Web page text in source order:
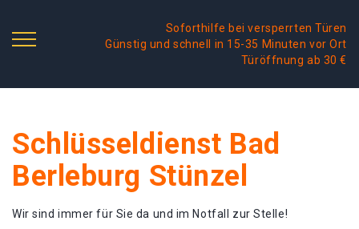
Soforthilfe bei versperrten Türen
Günstig und schnell in 15-35 Minuten vor Ort
Türöffnung ab 30 €
Schlüsseldienst Bad
Berleburg Stünzel
Wir sind immer für Sie da und im Notfall zur Stelle!